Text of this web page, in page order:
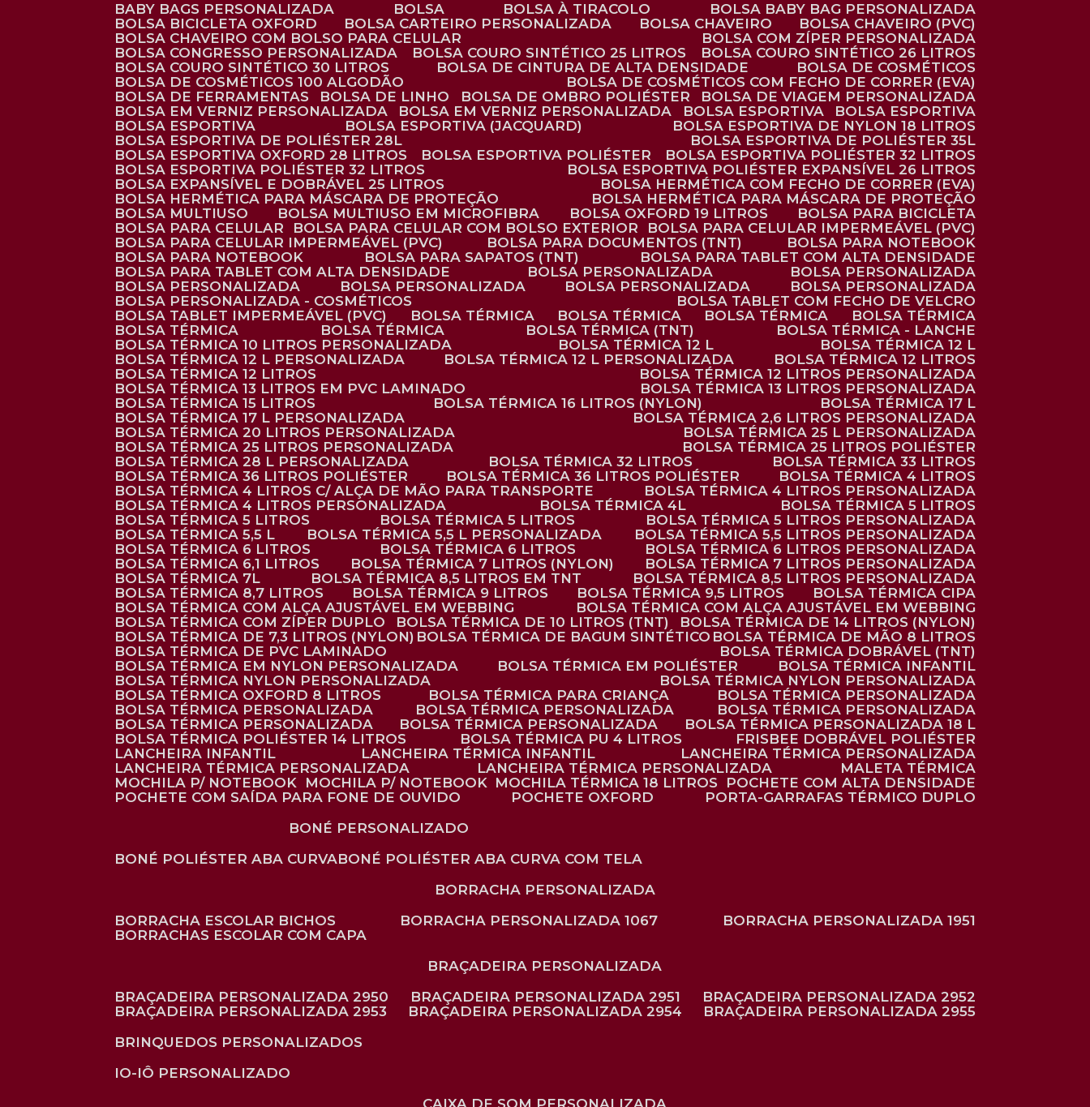
BABY BAGS PERSONALIZADA
BOLSA BOLSA À TIRACOLO
BOLSA BABY BAG PERSONALIZADA
BOLSA BICICLETA OXFORD
BOLSA CARTEIRO PERSONALIZADA BOLSA CHAVEIRO
BOLSA CHAVEIRO (PVC)
BOLSA CHAVEIRO COM BOLSO PARA CELULAR
BOLSA COM ZÍPER PERSONALIZADA
BOLSA CONGRESSO PERSONALIZADA
BOLSA COURO SINTÉTICO 25 LITROS
BOLSA COURO SINTÉTICO 26 LITROS
BOLSA COURO SINTÉTICO 30 LITROS
BOLSA DE CINTURA DE ALTA DENSIDADE
BOLSA DE COSMÉTICOS
BOLSA DE COSMÉTICOS 100 ALGODÃO
BOLSA DE COSMÉTICOS COM FECHO DE CORRER (EVA)
BOLSA DE FERRAMENTAS
BOLSA DE LINHO BOLSA DE OMBRO POLIÉSTER
BOLSA DE VIAGEM PERSONALIZADA
BOLSA EM VERNIZ PERSONALIZADA
BOLSA EM VERNIZ PERSONALIZADA BOLSA ESPORTIVA
BOLSA ESPORTIVA
BOLSA ESPORTIVA
BOLSA ESPORTIVA (JACQUARD)
BOLSA ESPORTIVA DE NYLON 18 LITROS
BOLSA ESPORTIVA DE POLIÉSTER 28L
BOLSA ESPORTIVA DE POLIÉSTER 35L
BOLSA ESPORTIVA OXFORD 28 LITROS
BOLSA ESPORTIVA POLIÉSTER
BOLSA ESPORTIVA POLIÉSTER 32 LITROS
BOLSA ESPORTIVA POLIÉSTER 32 LITROS
BOLSA ESPORTIVA POLIÉSTER EXPANSÍVEL 26 LITROS
BOLSA EXPANSÍVEL E DOBRÁVEL 25 LITROS
BOLSA HERMÉTICA COM FECHO DE CORRER (EVA)
BOLSA HERMÉTICA PARA MÁSCARA DE PROTEÇÃO
BOLSA HERMÉTICA PARA MÁSCARA DE PROTEÇÃO
BOLSA MULTIUSO
BOLSA MULTIUSO EM MICROFIBRA BOLSA OXFORD 19 LITROS
BOLSA PARA BICICLETA
BOLSA PARA CELULAR
BOLSA PARA CELULAR COM BOLSO EXTERIOR
BOLSA PARA CELULAR IMPERMEÁVEL (PVC)
BOLSA PARA CELULAR IMPERMEÁVEL (PVC)
BOLSA PARA DOCUMENTOS (TNT)
BOLSA PARA NOTEBOOK
BOLSA PARA NOTEBOOK
BOLSA PARA SAPATOS (TNT)
BOLSA PARA TABLET COM ALTA DENSIDADE
BOLSA PARA TABLET COM ALTA DENSIDADE
BOLSA PERSONALIZADA
BOLSA PERSONALIZADA
BOLSA PERSONALIZADA
BOLSA PERSONALIZADA BOLSA PERSONALIZADA
BOLSA PERSONALIZADA
BOLSA PERSONALIZADA - COSMÉTICOS
BOLSA TABLET COM FECHO DE VELCRO
BOLSA TABLET IMPERMEÁVEL (PVC)
BOLSA TÉRMICA BOLSA TÉRMICA BOLSA TÉRMICA
BOLSA TÉRMICA
BOLSA TÉRMICA
BOLSA TÉRMICA BOLSA TÉRMICA (TNT)
BOLSA TÉRMICA - LANCHE
BOLSA TÉRMICA 10 LITROS PERSONALIZADA
BOLSA TÉRMICA 12 L
BOLSA TÉRMICA 12 L
BOLSA TÉRMICA 12 L PERSONALIZADA
BOLSA TÉRMICA 12 L PERSONALIZADA
BOLSA TÉRMICA 12 LITROS
BOLSA TÉRMICA 12 LITROS
BOLSA TÉRMICA 12 LITROS PERSONALIZADA
BOLSA TÉRMICA 13 LITROS EM PVC LAMINADO
BOLSA TÉRMICA 13 LITROS PERSONALIZADA
BOLSA TÉRMICA 15 LITROS
BOLSA TÉRMICA 16 LITROS (NYLON)
BOLSA TÉRMICA 17 L
BOLSA TÉRMICA 17 L PERSONALIZADA
BOLSA TÉRMICA 2,6 LITROS PERSONALIZADA
BOLSA TÉRMICA 20 LITROS PERSONALIZADA
BOLSA TÉRMICA 25 L PERSONALIZADA
BOLSA TÉRMICA 25 LITROS PERSONALIZADA
BOLSA TÉRMICA 25 LITROS POLIÉSTER
BOLSA TÉRMICA 28 L PERSONALIZADA
BOLSA TÉRMICA 32 LITROS
BOLSA TÉRMICA 33 LITROS
BOLSA TÉRMICA 36 LITROS POLIÉSTER
BOLSA TÉRMICA 36 LITROS POLIÉSTER
BOLSA TÉRMICA 4 LITROS
BOLSA TÉRMICA 4 LITROS C/ ALÇA DE MÃO PARA TRANSPORTE
BOLSA TÉRMICA 4 LITROS PERSONALIZADA
BOLSA TÉRMICA 4 LITROS PERSONALIZADA
BOLSA TÉRMICA 4L
BOLSA TÉRMICA 5 LITROS
BOLSA TÉRMICA 5 LITROS
BOLSA TÉRMICA 5 LITROS
BOLSA TÉRMICA 5 LITROS PERSONALIZADA
BOLSA TÉRMICA 5,5 L
BOLSA TÉRMICA 5,5 L PERSONALIZADA
BOLSA TÉRMICA 5,5 LITROS PERSONALIZADA
BOLSA TÉRMICA 6 LITROS
BOLSA TÉRMICA 6 LITROS
BOLSA TÉRMICA 6 LITROS PERSONALIZADA
BOLSA TÉRMICA 6,1 LITROS
BOLSA TÉRMICA 7 LITROS (NYLON)
BOLSA TÉRMICA 7 LITROS PERSONALIZADA
BOLSA TÉRMICA 7L
BOLSA TÉRMICA 8,5 LITROS EM TNT
BOLSA TÉRMICA 8,5 LITROS PERSONALIZADA
BOLSA TÉRMICA 8,7 LITROS
BOLSA TÉRMICA 9 LITROS BOLSA TÉRMICA 9,5 LITROS
BOLSA TÉRMICA CIPA
BOLSA TÉRMICA COM ALÇA AJUSTÁVEL EM WEBBING
BOLSA TÉRMICA COM ALÇA AJUSTÁVEL EM WEBBING
BOLSA TÉRMICA COM ZÍPER DUPLO
BOLSA TÉRMICA DE 10 LITROS (TNT)
BOLSA TÉRMICA DE 14 LITROS (NYLON)
BOLSA TÉRMICA DE 7,3 LITROS (NYLON)
BOLSA TÉRMICA DE BAGUM SINTÉTICO
BOLSA TÉRMICA DE MÃO 8 LITROS
BOLSA TÉRMICA DE PVC LAMINADO
BOLSA TÉRMICA DOBRÁVEL (TNT)
BOLSA TÉRMICA EM NYLON PERSONALIZADA
BOLSA TÉRMICA EM POLIÉSTER
BOLSA TÉRMICA INFANTIL
BOLSA TÉRMICA NYLON PERSONALIZADA
BOLSA TÉRMICA NYLON PERSONALIZADA
BOLSA TÉRMICA OXFORD 8 LITROS
BOLSA TÉRMICA PARA CRIANÇA
BOLSA TÉRMICA PERSONALIZADA
BOLSA TÉRMICA PERSONALIZADA
BOLSA TÉRMICA PERSONALIZADA
BOLSA TÉRMICA PERSONALIZADA
BOLSA TÉRMICA PERSONALIZADA
BOLSA TÉRMICA PERSONALIZADA
BOLSA TÉRMICA PERSONALIZADA 18 L
BOLSA TÉRMICA POLIÉSTER 14 LITROS
BOLSA TÉRMICA PU 4 LITROS
FRISBEE DOBRÁVEL POLIÉSTER
LANCHEIRA INFANTIL
LANCHEIRA TÉRMICA INFANTIL
LANCHEIRA TÉRMICA PERSONALIZADA
LANCHEIRA TÉRMICA PERSONALIZADA
LANCHEIRA TÉRMICA PERSONALIZADA
MALETA TÉRMICA
MOCHILA P/ NOTEBOOK
MOCHILA P/ NOTEBOOK MOCHILA TÉRMICA 18 LITROS
POCHETE COM ALTA DENSIDADE
POCHETE COM SAÍDA PARA FONE DE OUVIDO
POCHETE OXFORD
PORTA-GARRAFAS TÉRMICO DUPLO
BONÉ PERSONALIZADO
BONÉ POLIÉSTER ABA CURVA
BONÉ POLIÉSTER ABA CURVA COM TELA
BORRACHA PERSONALIZADA
BORRACHA ESCOLAR BICHOS
BORRACHA PERSONALIZADA 1067
BORRACHA PERSONALIZADA 1951
BORRACHAS ESCOLAR COM CAPA
BRAÇADEIRA PERSONALIZADA
BRAÇADEIRA PERSONALIZADA 2950
BRAÇADEIRA PERSONALIZADA 2951
BRAÇADEIRA PERSONALIZADA 2952
BRAÇADEIRA PERSONALIZADA 2953
BRAÇADEIRA PERSONALIZADA 2954
BRAÇADEIRA PERSONALIZADA 2955
BRINQUEDOS PERSONALIZADOS
IO-IÔ PERSONALIZADO
CAIXA DE SOM PERSONALIZADA